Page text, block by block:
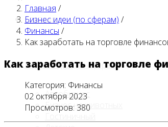
Главная
Бизнес идеи (по сферам)
Автобизнес
Бизнес на животных
Гостиничный
Главная /
Бизнес идеи (по сферам) /
Финансы /
Как заработать на торговле
Как заработать на торговле
Категория: Финансы
02 октября 2023
Просмотров: 380